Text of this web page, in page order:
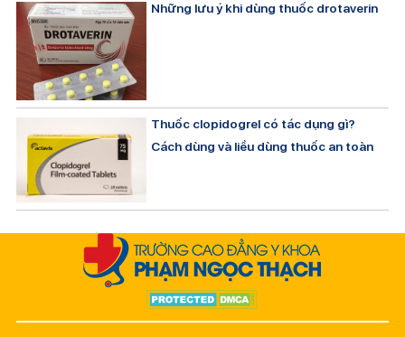
Những lưu ý khi dùng thuốc drotaverin
Thuốc clopidogrel có tác dụng gì?
Cách dùng và liều dùng thuốc an toàn